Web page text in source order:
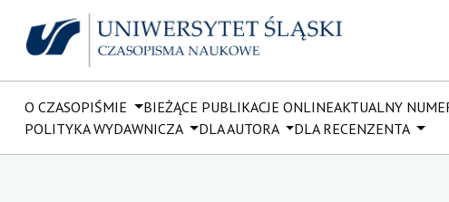
O CZASOPIŚMIE BIEŻĄCE PUBLIKACJE ONLINEAKTUALNY
POLITYKA WYDAWNICZA
DLA AUTORA DLA RECENZENTA